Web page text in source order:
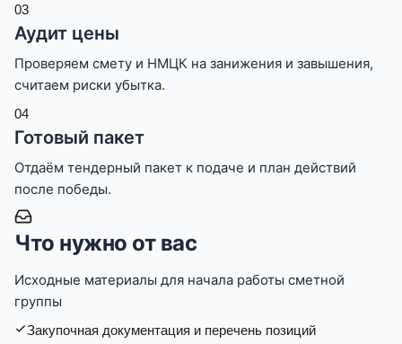
03
Аудит цены
Проверяем смету и НМЦК на занижения и завышения,
считаем риски убытка.
04
Готовый пакет
Отдаём тендерный пакет к подаче и план действий
после победы.
Что нужно от вас
Исходные материалы для начала работы сметной
группы
Закупочная документация и перечень позиций